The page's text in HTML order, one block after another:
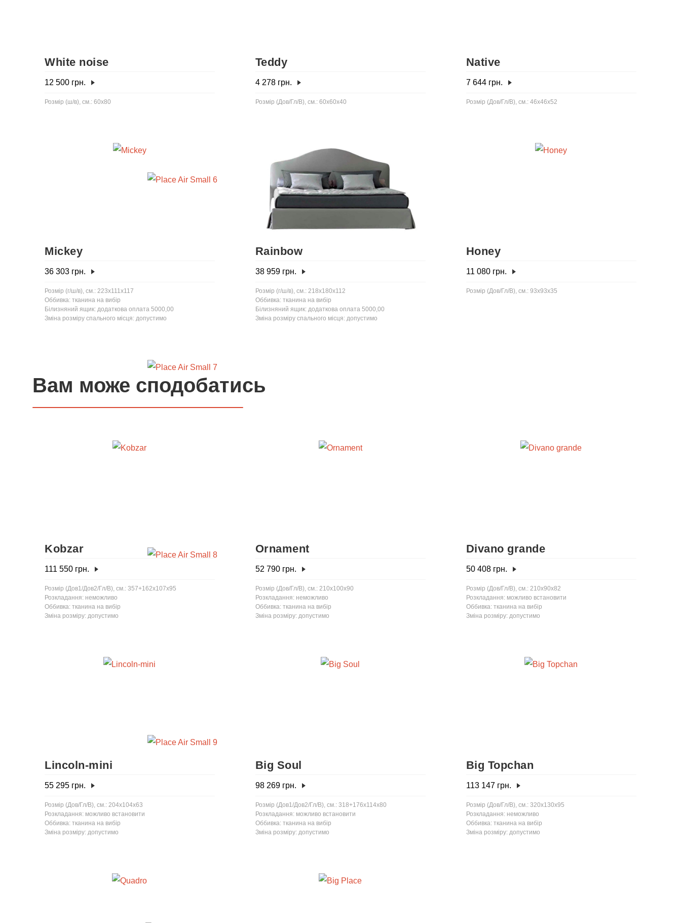
White noise
12 500 грн.
Розмір (ш/в), см.: 60x80
Teddy
4 278грн.
Розмір (Дов/Гл/В), см.: 60x60x40
Native
7 644грн.
Розмір (Дов/Гл/В), см.: 46x46x52
Mickey
36 303 грн.
Розмір (г/ш/в), см.: 223x111x117
Оббивка: тканина на вибір
Білизняний ящик: додаткова оплата 5000,00
Зміна розміру спального місця: допустимо
Rainbow
38 959грн.
Розмір (г/ш/в), см.: 218x180x112
Оббивка: тканина на вибір
Білизняний ящик: додаткова оплата 5000,00
Зміна розміру спального місця: допустимо
Honey
11 080грн.
Розмір (Дов/Гл/В), см.: 93x93x35
Вам може сподобатись
Kobzar
111 550 грн.
Розмір (Дов1/Дов2/Гл/В), см.: 357+162х107х95
Розкладання: неможливо
Оббивка: тканина на вибір
Зміна розміру: допустимо
Ornament
52 790грн.
Розмір (Дов/Гл/В), см.: 210x100x90
Розкладання: неможливо
Оббивка: тканина на вибір
Зміна розміру: допустимо
Divano grande
50 408грн.
Розмір (Дов/Гл/В), см.: 210x90x82
Розкладання: можливо встановити
Оббивка: тканина на вибір
Зміна розміру: допустимо
Lincoln-mini
55 295 грн.
Розмір (Дов/Гл/В), см.: 204x104x63
Розкладання: можливо встановити
Оббивка: тканина на вибір
Зміна розміру: допустимо
Big Soul
98 269грн.
Розмір (Дов1/Дов2/Гл/В), см.: 318+176x114x80
Розкладання: можливо встановити
Оббивка: тканина на вибір
Зміна розміру: допустимо
Big Topchan
113 147грн.
Розмір (Дов/Гл/В), см.: 320x130x95
Розкладання: неможливо
Оббивка: тканина на вибір
Зміна розміру: допустимо